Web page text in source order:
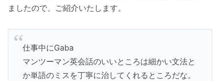
ましたので、ご紹介いたします。
仕事中にGaba
マンツーマン英会話のいいところは細かい文法と
か単語のミスを丁寧に治してくれるところだな。